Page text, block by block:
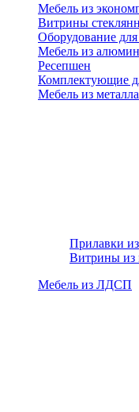
Мебель из
Витрины
Оборудование
Мебель из
Ресепшен
Комплектующие
Мебель из металла
Прилавки
Витрины из
Мебель из ЛДСП